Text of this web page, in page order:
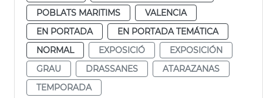
POBLATS MARITIMS
VALENCIA
EN PORTADA
EN PORTADA TEMÁTICA
NORMAL
EXPOSICIÓ
EXPOSICIÓN
GRAU
DRASSANES
ATARAZANAS
TEMPORADA